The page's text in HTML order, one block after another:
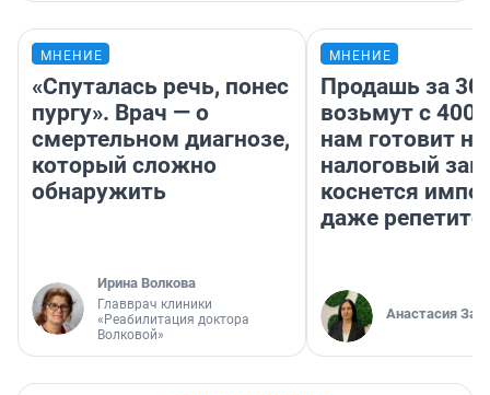
МНЕНИЕ
«Спуталась речь, понес
пургу». Врач — о
смертельном диагнозе,
который сложно
обнаружить
Ирина Волкова
Главврач клиники
«Реабилитация доктора
Волковой»
МНЕНИЕ
Продашь за
возьмут с
нам готовит
налоговый
коснется
даже
Анастасия